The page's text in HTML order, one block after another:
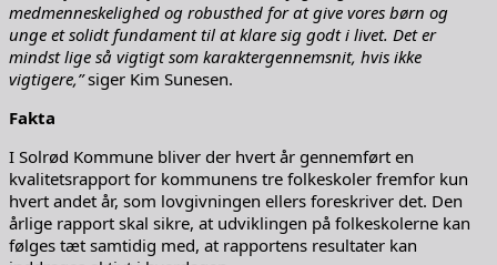
medmenneskelighed og robusthed for at give vores børn og
unge et solidt fundament til at klare sig godt i livet. Det er
mindst lige så vigtigt som karaktergennemsnit, hvis ikke
vigtigere,”siger Kim Sunesen.
Fakta
I Solrød Kommune bliver der hvert år gennemført en
kvalitetsrapport for kommunens tre folkeskoler fremfor kun
hvert andet år, som lovgivningen ellers foreskriver det. Den
årlige rapport skal sikre, at udviklingen på folkeskolerne kan
følges tæt samtidig med, at rapportens resultater kan